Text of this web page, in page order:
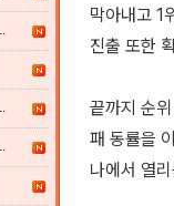
막아내고 1
진출 또한
끝까지 순
패 동률을
나에서 열